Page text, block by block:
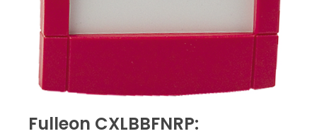
Fulleon CXLBBFNRP: